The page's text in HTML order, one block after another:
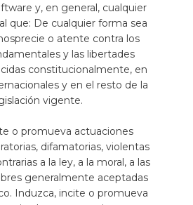
y, en general, cualquier
que: De cualquier forma sea
o atente contra los
y las libertades
constitucionalmente, en
y en el resto de la
vigente.
o promueva actuaciones
difamatorias, violentas
a la ley, a la moral, a las
generalmente aceptadas
Induzca, incite o promueva